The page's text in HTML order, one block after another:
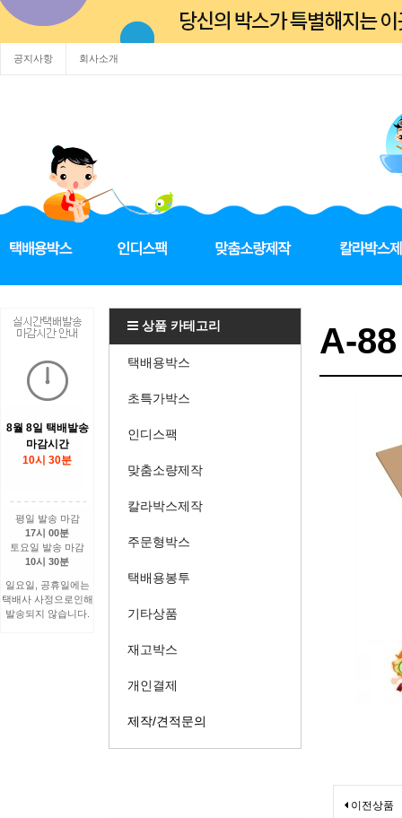
공지사항 회사소개
8월 8일 택배발송
마감시간
10시 30분
평일 발송 마감
17시 00분
토요일 발송 마감
10시 30분
일요일, 공휴일에는
택배사 사정으로인해
발송되지 않습니다.
상품 카테고리
택배용박스
초특가박스
인디스팩
맞춤소량제작
칼라박스제작
주문형박스
택배용봉투
기타상품
재고박스
개인결제
제작/견적문의
A-
이전상품